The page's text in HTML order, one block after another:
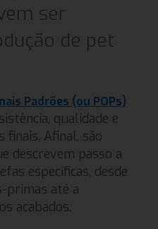
ser
de pet
Padrões (ou POPs)
qualidade e
Afinal, são
descrevem passo a
específicas, desde
primas até a
acabados.